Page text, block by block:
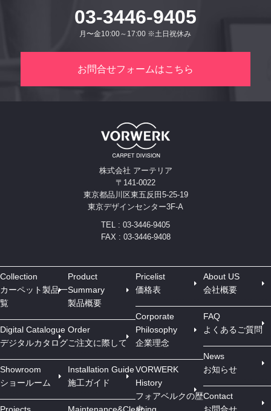
03-3446-9405
月〜金10:00～17:00 ※土日祝休み
お問合せフォームはこちら
株式会社 アーテリア
〒141-0022
東京都品川区東五反田5-25-19
東京デザインセンター3F-A
TEL : 03-3446-9405
FAX : 03-3446-9408
Collection
カーペット製品一
覧
Digital Catalogue
デジタルカタログ
Showroom
ショールーム
Product
Summary
製品概要
Order
ご注文に際して
Installation Guide
施工ガイド
Pricelist
価格表
Corporate
Philosophy
企業理念
VORWERK
History
フォアベルクの歴
About US
会社概要
FAQ
よくあるご質問
News
お知らせ
Contact